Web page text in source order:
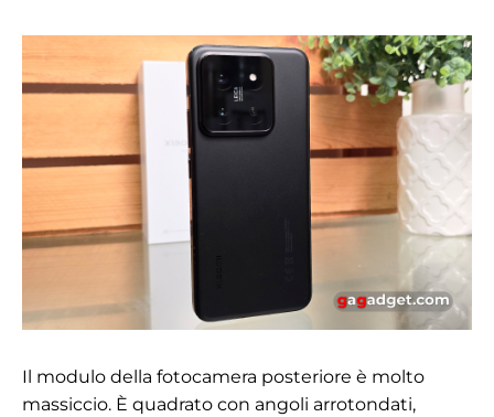
Il modulo della fotocamera posteriore è molto
massiccio. È quadrato con angoli arrotondati,